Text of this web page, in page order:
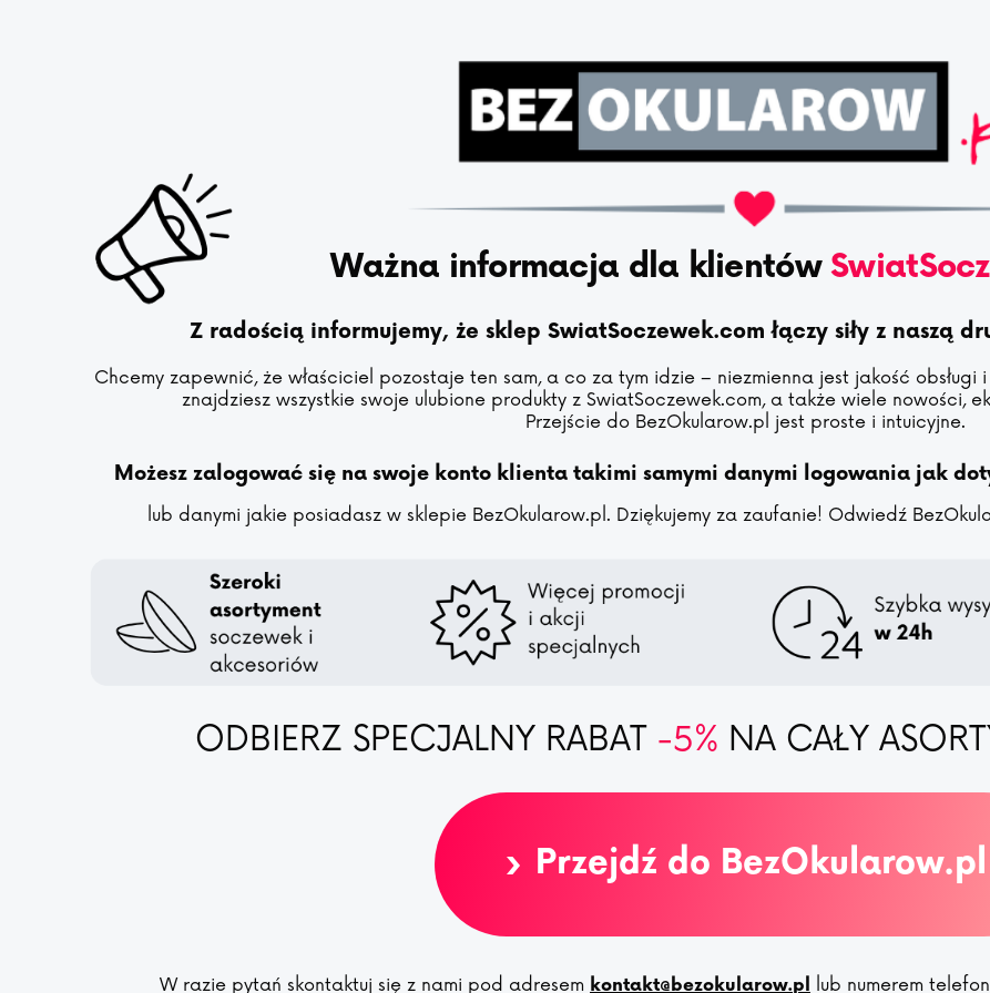
Ważna informacja dla klientów
Z radością informujemy, że sklep SwiatSoczewek.com łączy siły z naszą
Chcemy zapewnić, że właściciel pozostaje ten sam, a co za tym idzie – niezmienna jest jakość obsługi
znajdziesz wszystkie swoje ulubione produkty z SwiatSoczewek.com, a także wiele nowości,
Przejście do BezOkularow.pl jest proste i intuicyjne.
Możesz zalogować się na swoje konto klienta takimi samymi danymi logowania jak
lub danymi jakie posiadasz w sklepie BezOkularow.pl. Dziękujemy za zaufanie! Odwiedź
ODBIERZ SPECJALNY RABAT -5% NA CAŁY
› Przejdź do BezOkularow.pl
W razie pytań skontaktuj się z nami pod adresem kontakt@bezokularow.pl lub numerem